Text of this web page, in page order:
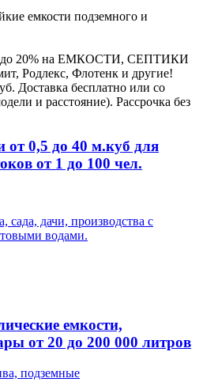
емкости подземного и
4 до 20% на ЕМКОСТИ, СЕПТИКИ
Родлекс, Флотенк и другие!
Доставка бесплатно или со
и расстояние). Рассрочка без
от 0,5 до 40 м.куб для
от 1 до 100 чел.
сада, дачи, производства с
водами.
емкости,
от 20 до 200 000 литров